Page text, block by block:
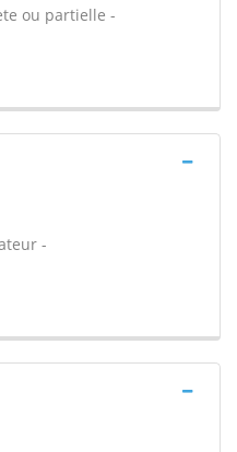
ou partielle -
-